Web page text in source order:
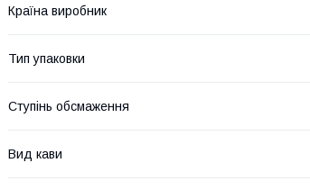
Країна виробник
Тип упаковки
Ступінь обсмаження
Вид кави